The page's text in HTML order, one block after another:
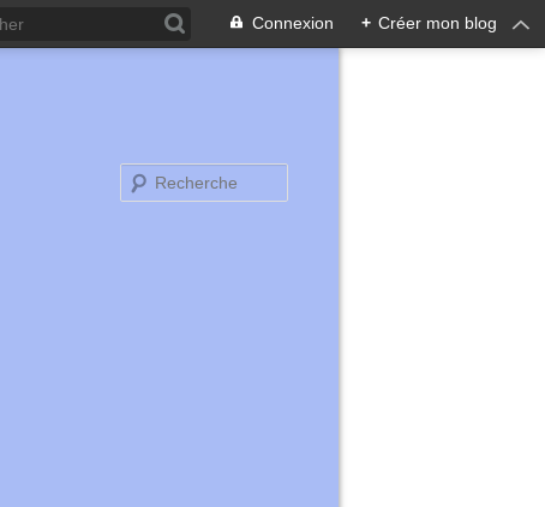
Connexion + Créer mon blog